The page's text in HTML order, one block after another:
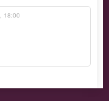
, 18:00